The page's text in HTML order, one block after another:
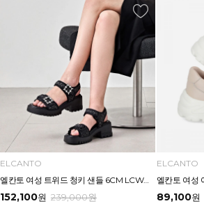
ELCANTO
엘칸토 여성 트위드 청키 샌들 6CM LCWW56U626
152,100원 239,000원
ELCANTO
89,100원